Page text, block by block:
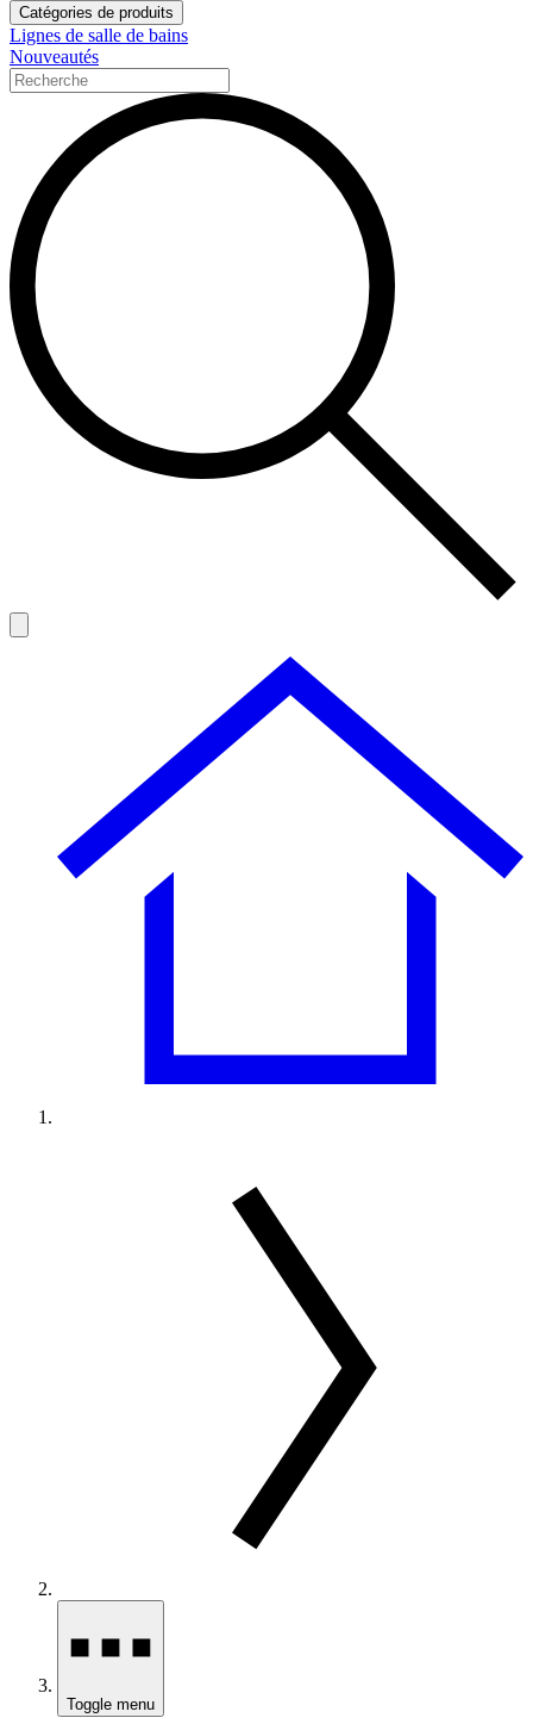
Catégories de produits
Lignes de salle de bains
Nouveautés
Toggle menu